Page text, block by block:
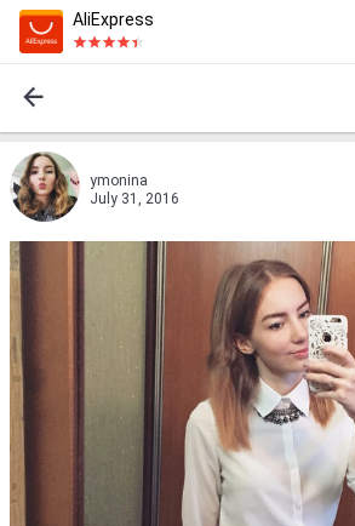
AliExpress
ymonina
July 31, 2016